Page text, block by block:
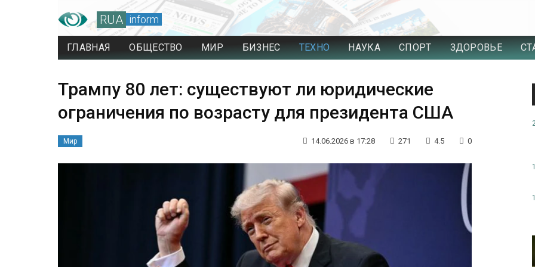
RUA inform
ГЛАВНАЯ ОБЩЕСТВО МИР БИЗНЕС ТЕХНО НАУКА СПОРТ ЗДОРОВЬЕ
Трампу 80 лет: существуют ли юридические
ограничения по возрасту для президента США
Мир 14.06.2026 в 17:28 271 4.5 0